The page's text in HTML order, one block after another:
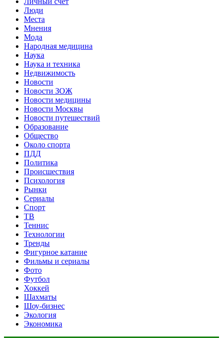
Люди
Места
Мнения
Мода
Народная медицина
Наука
Наука и техника
Недвижимость
Новости
Новости ЗОЖ
Новости медицины
Новости Москвы
Новости путешествий
Образование
Общество
Около спорта
ПДД
Политика
Происшествия
Психология
Рынки
Сериалы
Спорт
ТВ
Теннис
Технологии
Тренды
Фигурное катание
Фильмы и сериалы
Фото
Футбол
Хоккей
Шахматы
Шоу-бизнес
Экология
Экономика